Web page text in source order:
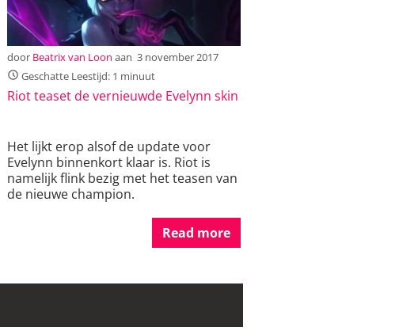
door Beatrix van Loon aan3 november 2017
Geschatte Leestijd: 1 minuut
Riot teaset de vernieuwde Evelynn skin
Het lijkt erop alsof de update voor
Evelynn binnenkort klaar is. Riot is
namelijk flink bezig met het teasen van
de nieuwe champion.
Read more